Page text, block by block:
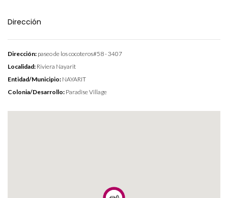
Dirección
Dirección: paseo de los cocoteros#58 - 3407
Localidad: Riviera Nayarit
Entidad/Municipio: NAYARIT
Colonia/Desarrollo: Paradise Village